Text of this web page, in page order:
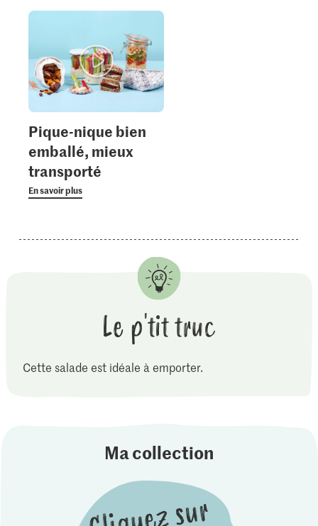
Pique-nique bien
emballé, mieux
transporté
En savoir plus
Le p'tit truc
Cette salade est idéale à emporter.
Ma collection